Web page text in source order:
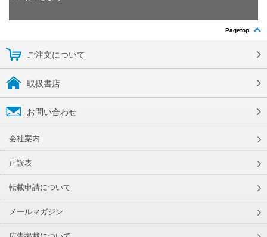
Pagetop
ご注文について
取扱書店
お問い合わせ
会社案内
正誤表
転載申請について
メールマガジン